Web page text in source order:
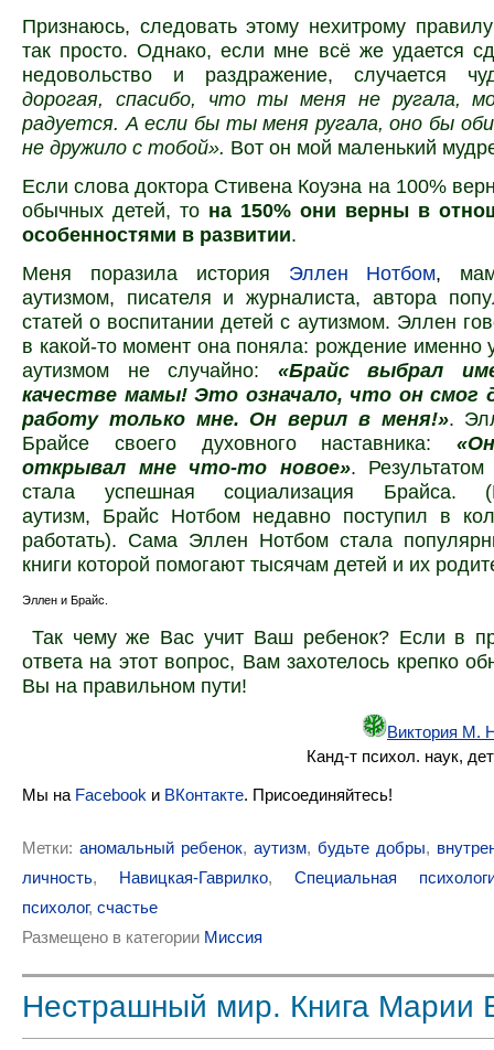
Признаюсь, следовать этому нехитрому
так просто. Однако, если мне всё же удается
недовольство и раздражение, случается
дорогая, спасибо, что ты меня не ругала,
радуется. А если бы ты меня ругала, оно бы
не дружило с тобой». Вот он мой маленький
Если слова доктора Стивена Коуэна на 100%
обычных детей, то на 150% они верны в
особенностями в развитии.
Меня поразила история
Эллен Нотбом,
аутизмом, писателя и журналиста, автора
статей о воспитании детей с аутизмом. Эллен
в какой-то момент она поняла: рождение именно
аутизмом не случайно:
«Брайс выбрал
качестве мамы! Это означало, что он смог
работу только мне. Он верил в меня!».
Брайсе своего духовного наставника:
открывал мне что-то новое». Результатом
стала успешная социализация Брайса.
аутизм, Брайс Нотбом недавно поступил в
работать). Сама Эллен Нотбом стала
книги которой помогают тысячам детей и их
Эллен и Брайс.
Так чему же Вас учит Ваш ребенок? Если в
ответа на этот вопрос, Вам захотелось крепко
Вы на правильном пути!
Виктория М.
Канд-т психол. наук,
Мы на Facebook и ВКонтакте. Присоединяйтесь!
Метки: аномальный ребенок, аутизм, будьте добры,
личность, Навицкая-Гаврилко, Специальная
психолог, счастье
Размещено в категории Миссия
Нестрашный мир. Книга Марии